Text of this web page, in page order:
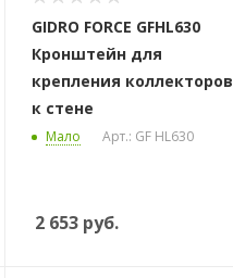
GIDRO FORCE GFHL630
Кронштейн для
крепления коллекторов
к стене
Мало Арт.: GF HL630
2 653руб.